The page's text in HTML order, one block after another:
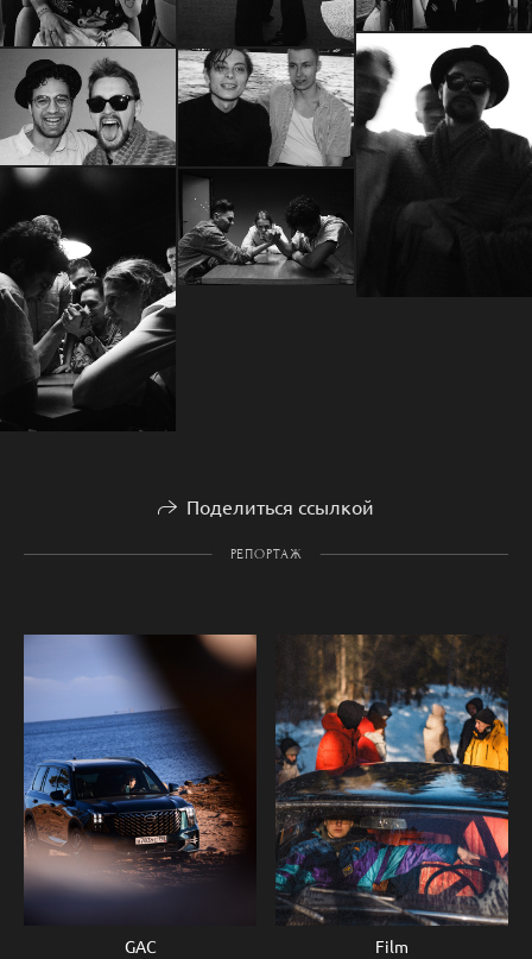
Поделиться ссылкой
РЕПОРТАЖ
GAC Film